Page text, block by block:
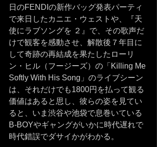
日のFENDIの新作バッグ発表パーティ
で来日したカニエ・ウェストや、『天
使にラブソングを ２』で、その歌声だ
けで観客を感動させ、解散後７年目に
して奇跡の再結成を果たしたローリ
ン・ヒル（フージーズ）の「Killing Me
Softly With His Song」のライブシーン
は、それだけでも1800円を払って観る
価値はあると思し、彼らの姿を見てい
ると、いま渋谷や池袋で息巻いている
B-BOYやギャングがいかに時代遅れで
時代錯誤でダサイかがわかる。